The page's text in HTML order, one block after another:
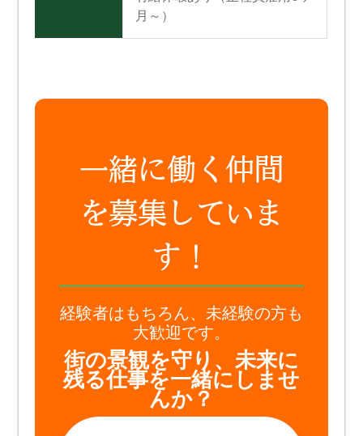
月～）
一緒に働く仲間
を募集していま
す！
経験者はもちろん、未経験の方も
大歓迎です。
街の景観を守り、未来に
残る仕事を一緒にしませ
んか？